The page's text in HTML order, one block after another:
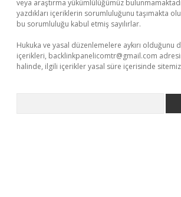
veya araştırma yükümlülüğümüz
yazdıkları içeriklerin sorumluluğunu taşımakta
bu sorumluluğu kabul etmiş sayılırlar.
Hukuka ve yasal düzenlemelere aykırı olduğunu
içerikleri, backlinkpanelicomtr@gmail.com
halinde, ilgili içerikler yasal süre içerisinde